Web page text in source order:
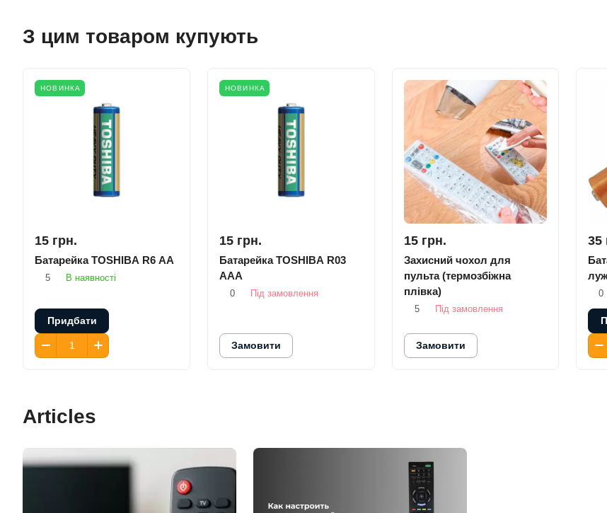
З цим товаром купують
НОВИНКА
15 грн.
Батарейка TOSHIBA R6 AA
5 В наявності
Придбати
НОВИНКА
15 грн.
Батарейка TOSHIBA R03
AAA
0 Під замовлення
Замовити
15 грн.
Захисний чохол для
пульта (термозбіжна
плівка)
5 Під замовлення
Замовити
35
0
Articles